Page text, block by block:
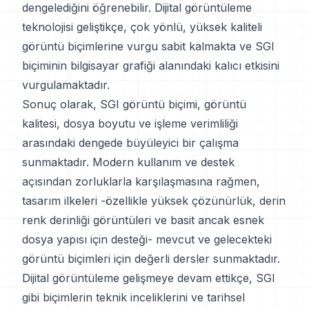
dengelediğini öğrenebilir. Dijital görüntüleme
teknolojisi geliştikçe, çok yönlü, yüksek kaliteli
görüntü biçimlerine vurgu sabit kalmakta ve SGI
biçiminin bilgisayar grafiği alanındaki kalıcı etkisini
vurgulamaktadır.
Sonuç olarak, SGI görüntü biçimi, görüntü
kalitesi, dosya boyutu ve işleme verimliliği
arasındaki dengede büyüleyici bir çalışma
sunmaktadır. Modern kullanım ve destek
açısından zorluklarla karşılaşmasına rağmen,
tasarım ilkeleri -özellikle yüksek çözünürlük, derin
renk derinliği görüntüleri ve basit ancak esnek
dosya yapısı için desteği- mevcut ve gelecekteki
görüntü biçimleri için değerli dersler sunmaktadır.
Dijital görüntüleme gelişmeye devam ettikçe, SGI
gibi biçimlerin teknik inceliklerini ve tarihsel